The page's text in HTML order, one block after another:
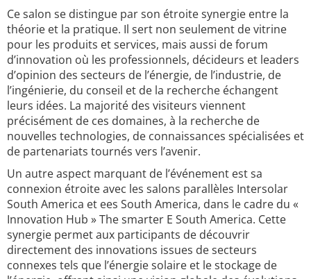
Ce salon se distingue par son étroite synergie entre la
théorie et la pratique. Il sert non seulement de vitrine
pour les produits et services, mais aussi de forum
d’innovation où les professionnels, décideurs et leaders
d’opinion des secteurs de l’énergie, de l’industrie, de
l’ingénierie, du conseil et de la recherche échangent
leurs idées. La majorité des visiteurs viennent
précisément de ces domaines, à la recherche de
nouvelles technologies, de connaissances spécialisées et
de partenariats tournés vers l’avenir.
Un autre aspect marquant de l’événement est sa
connexion étroite avec les salons parallèles Intersolar
South America et ees South America, dans le cadre du «
Innovation Hub » The smarter E South America. Cette
synergie permet aux participants de découvrir
directement des innovations issues de secteurs
connexes tels que l’énergie solaire et le stockage de